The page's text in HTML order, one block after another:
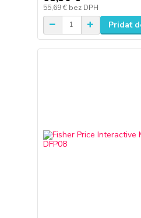
55,69 € bez DPH
Pridať